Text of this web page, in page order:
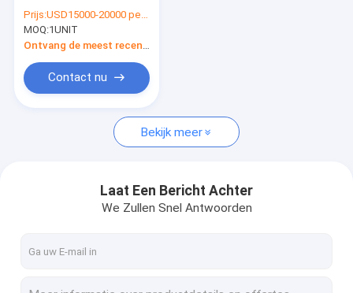
Horizontale Zak,
3PH-PLC Premade
Zak het Vullen
Machine
Prijs:USD15000-20000 per unit
MOQ:1UNIT
Contact nu
Bekijk meer
Laat Een Bericht Achter
We Zullen Snel Antwoorden